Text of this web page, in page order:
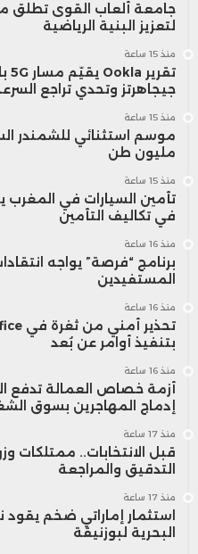
لتعزيز البنية الرياضية
منذ 15 ساعة
جيجاهرتز وتحدي تراجع
منذ 15 ساعة
موسم استثنائي للشمندر
مليون طن
منذ 15 ساعة
في تكاليف التأمين
منذ 16 ساعة
برنامج “فرصة” يواجه
المستفيدين
منذ 16 ساعة
بتنفيذ أوامر عن بُعد
منذ 16 ساعة
أزمة خصاص العمالة تدفع
إدماج المهاجرين بسوق
منذ 17 ساعة
قبل الانتخابات.. ممتلكات
التدقيق والمراجعة
منذ 17 ساعة
استثمار إماراتي ضخم يقود
البحرية لبوزنيقة